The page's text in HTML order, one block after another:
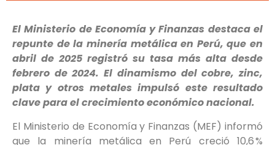
El Ministerio de Economía y Finanzas destaca el
repunte de la minería metálica en Perú, que en
abril de 2025 registró su tasa más alta desde
febrero de 2024. El dinamismo del cobre, zinc,
plata y otros metales impulsó este resultado
clave para el crecimiento económico nacional.
El Ministerio de Economía y Finanzas (MEF) informó
que la minería metálica en Perú creció 10,6 %